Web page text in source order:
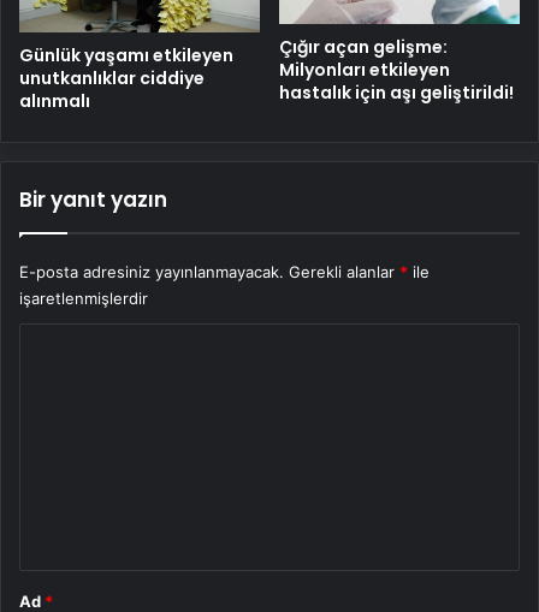
Günlük yaşamı etkileyen
unutkanlıklar ciddiye
alınmalı
Çığır açan gelişme:
Milyonları etkileyen
hastalık için aşı geliştirildi!
Bir yanıt yazın
E-posta adresiniz yayınlanmayacak. Gerekli alanlar * ile
işaretlenmişlerdir
Ad *